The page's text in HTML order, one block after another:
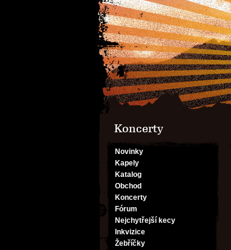
Koncerty
Novinky
Kapely
Katalog
Obchod
Koncerty
Fórum
Nejchytřejší kecy
Inkvizice
Žebříčky